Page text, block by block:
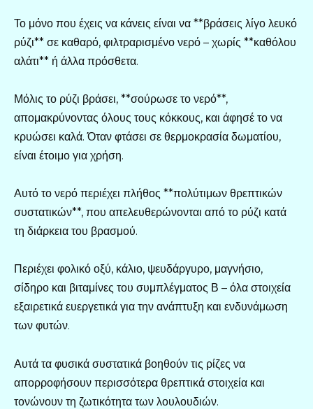
Το μόνο που έχεις να κάνεις είναι να **βράσεις λίγο λευκό
ρύζι** σε καθαρό, φιλτραρισμένο νερό – χωρίς **καθόλου
αλάτι** ή άλλα πρόσθετα.
Μόλις το ρύζι βράσει, **σούρωσε το νερό**,
απομακρύνοντας όλους τους κόκκους, και άφησέ το να
κρυώσει καλά. Όταν φτάσει σε θερμοκρασία δωματίου,
είναι έτοιμο για χρήση.
Αυτό το νερό περιέχει πλήθος **πολύτιμων θρεπτικών
συστατικών**, που απελευθερώνονται από το ρύζι κατά
τη διάρκεια του βρασμού.
Περιέχει φολικό οξύ, κάλιο, ψευδάργυρο, μαγνήσιο,
σίδηρο και βιταμίνες του συμπλέγματος Β – όλα στοιχεία
εξαιρετικά ευεργετικά για την ανάπτυξη και ενδυνάμωση
των φυτών.
Αυτά τα φυσικά συστατικά βοηθούν τις ρίζες να
απορροφήσουν περισσότερα θρεπτικά στοιχεία και
τονώνουν τη ζωτικότητα των λουλουδιών.